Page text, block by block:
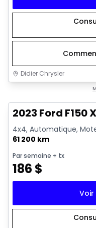
Didier Chrysler
2023 Ford F150
4x4, Automatique,
61 200 km
Par semaine + tx
186 $
Voir